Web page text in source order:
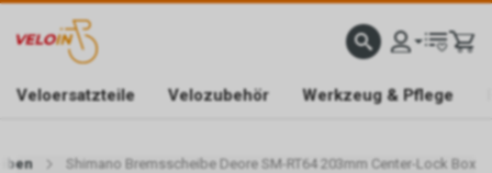
SHOP AUSGEWÄHLTE MARKEN MODERNE WERKSTATT TELEFON 056
Veloersatzteile Velozubehör Werkzeug & Pflege
Shimano Bremsscheibe Deore SM-RT64 203mm Center-Lock Box